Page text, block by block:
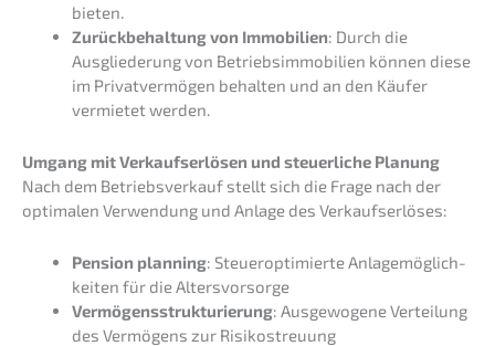
bieten.
Zurück­be­hal­tung von Immobi­li­en: Durch die
Ausglie­de­rung von Betriebs­im­mo­bi­li­en können diese
im Privat­ver­mö­gen behal­ten und an den Käufer
vermie­tet werden.
Umgang mit Verkaufs­er­lö­sen und steuer­li­che Planung
Nach dem Betriebs­ver­kauf stellt sich die Frage nach der
optima­len Verwen­dung und Anlage des Verkaufserlöses:
Pensi­on planning: Steuer­op­ti­mier­te Anlage­mög­lich­
kei­ten für die Altersvorsorge
Vermö­gens­struk­tu­rie­rung: Ausge­wo­ge­ne Vertei­lung
des Vermö­gens zur Risikostreuung